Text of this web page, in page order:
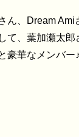
ん、Dream Ami
て、葉加瀬太郎
豪華なメンバー♪